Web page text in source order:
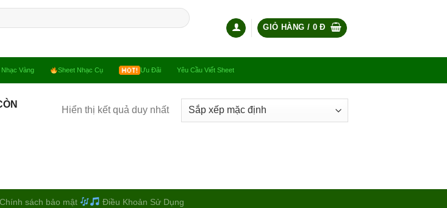
GIỎ HÀNG / 0Đ
Nhạc Vàng Sheet Nhạc Cụ Ưu Đãi Yêu Cầu Viết Sheet
Hiển thị kết quả duy nhất
Chính sách bảo mật Điều Khoản Sử Dụng